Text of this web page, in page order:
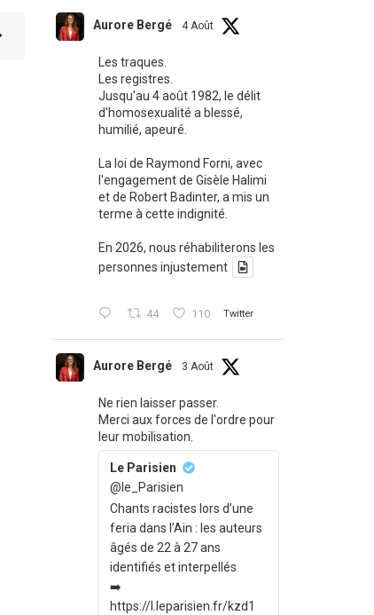
Aurore Bergé 4 Août
Les traques.
Les registres.
Jusqu'au 4 août 1982, le délit
d'homosexualité a blessé,
humilié, apeuré.
La loi de Raymond Forni, avec
l'engagement de Gisèle Halimi
et de Robert Badinter, a mis un
terme à cette indignité.
En 2026, nous réhabiliterons les
personnes injustement
44 110 Twitter
Aurore Bergé 3 Août
Ne rien laisser passer.
Merci aux forces de l'ordre pour
leur mobilisation.
Le Parisien
@le_Parisien
Chants racistes lors d’une
feria dans l’Ain : les auteurs
âgés de 22 à 27 ans
identifiés et interpellés
➡️
https://l.leparisien.fr/kzd1